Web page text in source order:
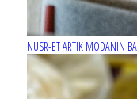
NUSR-ET ARTIK MODANIN